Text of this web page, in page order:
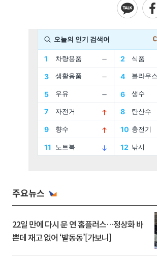
주요뉴스
22일 만에 다시 문 연 홈플러스…정상화 바
쁜데 재고 없어 ‘발동동’[가보니]